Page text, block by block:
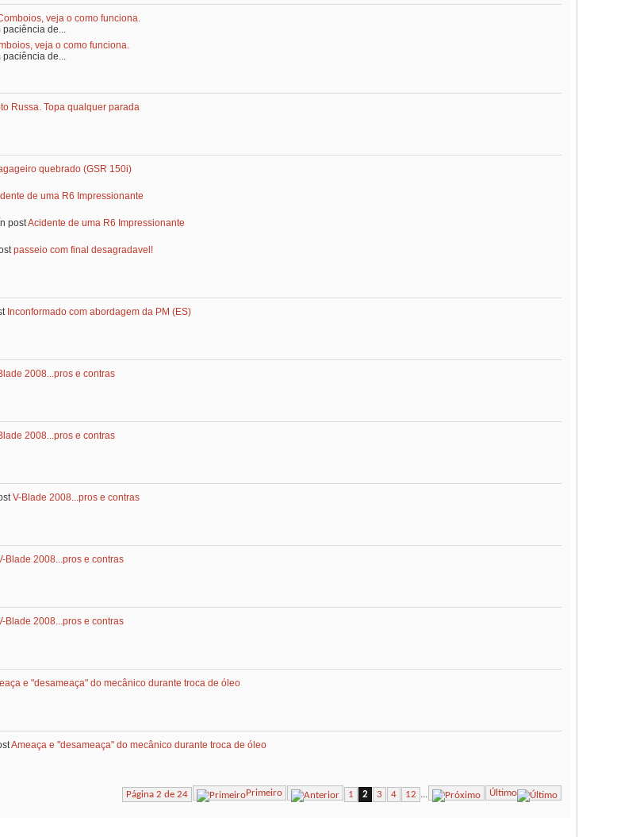
veja o como funciona.
paciência de...
veja o como funciona.
paciência de...
Russa. Topa qualquer parada
quebrado (GSR 150i)
de uma R6 Impressionante
postAcidente de uma R6 Impressionante
passeio com final desagradavel!
Inconformado com abordagem da PM (ES)
2008...pros e contras
2008...pros e contras
V-Blade 2008...pros e contras
Blade 2008...pros e contras
Blade 2008...pros e contras
e "desameaça" do mecânico durante troca de óleo
Ameaça e "desameaça" do mecânico durante troca de óleo
Página 2 de 24 Primeiro 1 2 3 4 12 ... Último